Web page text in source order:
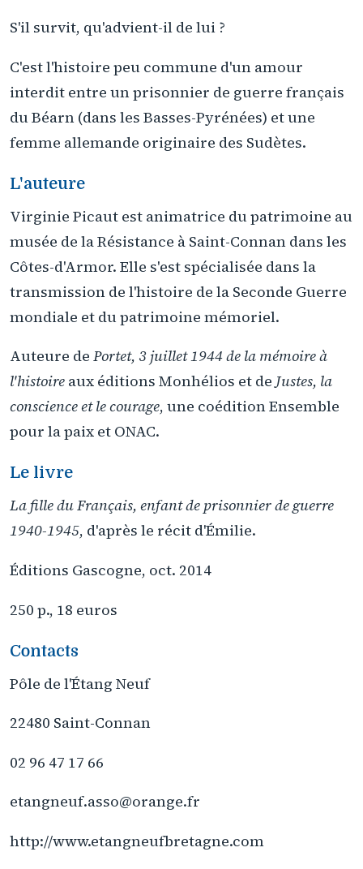
S'il survit, qu'advient-il de lui ?
C'est l'histoire peu commune d'un amour
interdit entre un prisonnier de guerre français
du Béarn (dans les Basses-Pyrénées) et une
femme allemande originaire des Sudètes.
L'auteure
Virginie Picaut est animatrice du patrimoine au
musée de la Résistance à Saint-Connan dans les
Côtes-d'Armor. Elle s'est spécialisée dans la
transmission de l'histoire de la Seconde Guerre
mondiale et du patrimoine mémoriel.
Auteure de Portet, 3 juillet 1944 de la mémoire à
l'histoire aux éditions Monhélios et deJustes, la
conscience et le courage, une coédition Ensemble
pour la paix et ONAC.
Le livre
La fille du Français, enfant de prisonnier de guerre
1940-1945, d'après le récit d'Émilie.
Éditions Gascogne, oct. 2014
250 p., 18 euros
Contacts
Pôle de l'Étang Neuf
22480 Saint-Connan
02 96 47 17 66
etangneuf.asso@orange.fr
http://www.etangneufbretagne.com